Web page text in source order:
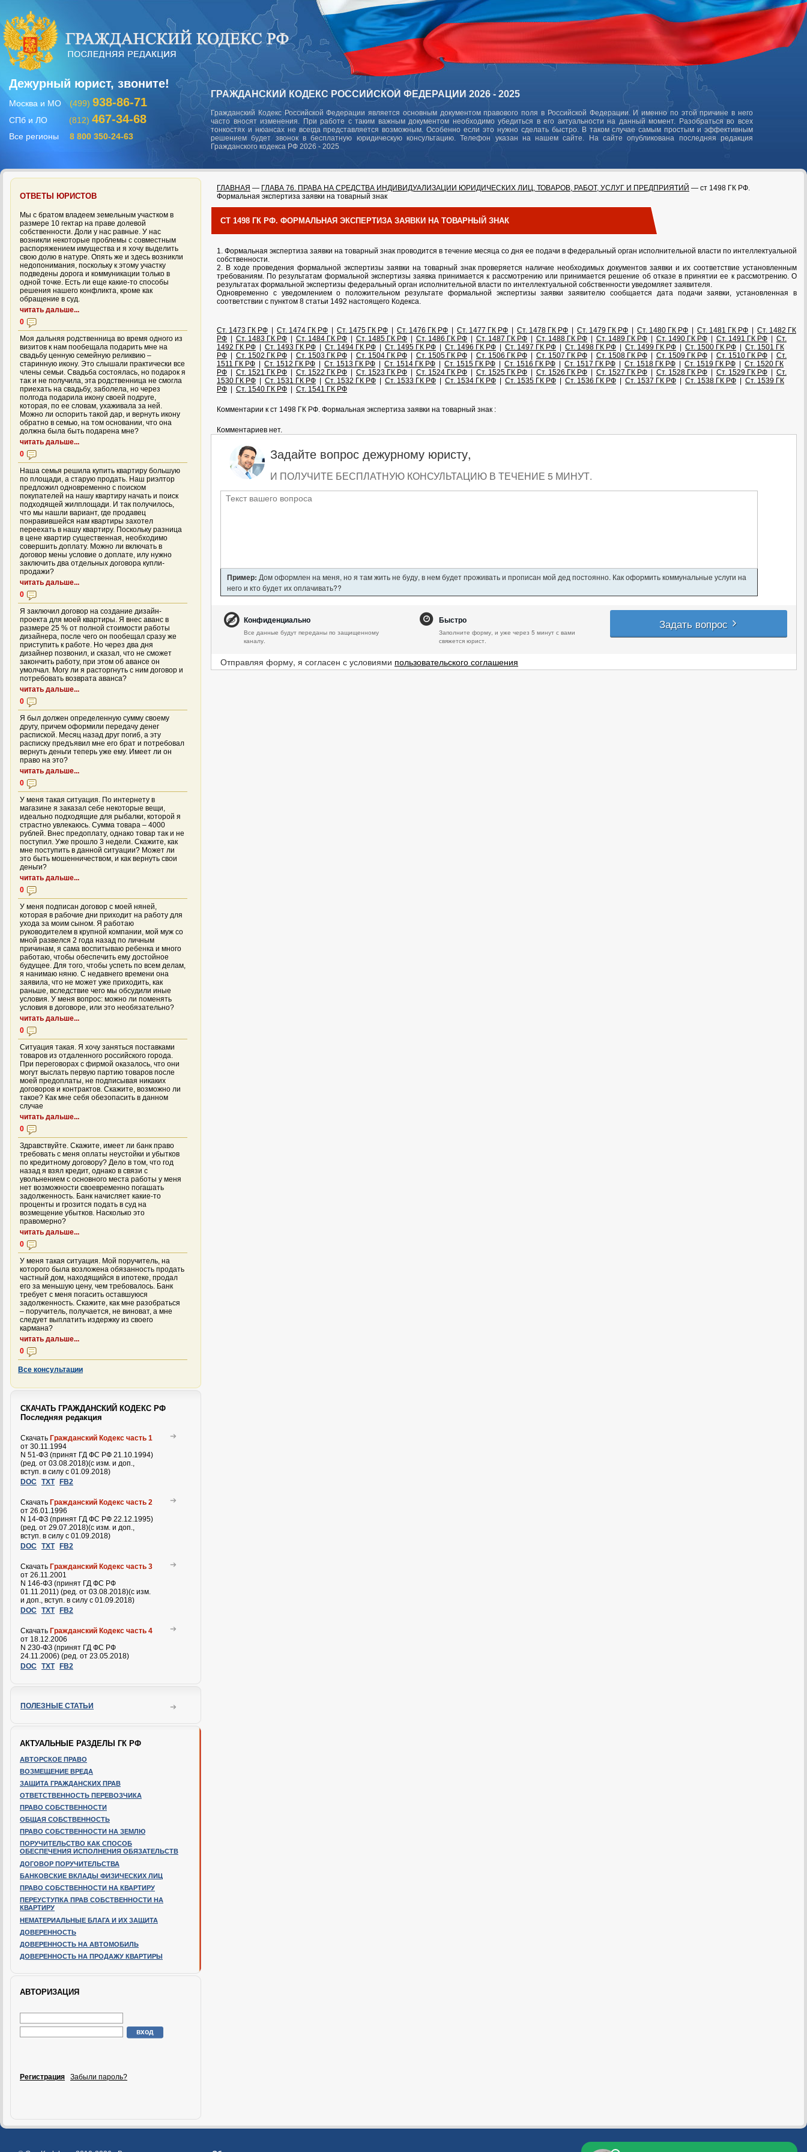
Дежурный юрист, звоните!
Москва и МО (499) 938-86-71
СПб и ЛО (812) 467-34-68
Все регионы 8 800 350-24-63
ГРАЖДАНСКИЙ КОДЕКС РОССИЙСКОЙ ФЕДЕРАЦИИ 2026 - 2025
Гражданский Кодекс Российской Федерации является основным документом правового поля в Российской Федерации. И именно по этой причине в него
часто вносят изменения. При работе с таким важным документом необходимо убедиться в его актуальности на данный момент. Разобраться во всех
тонкостях и нюансах не всегда представляется возможным. Особенно если это нужно сделать быстро. В таком случае самым простым и эффективным
решением будет звонок в бесплатную юридическую консультацию. Телефон указан на нашем сайте. На сайте опубликована последняя редакция
Гражданского кодекса РФ 2026 - 2025
ГЛАВНАЯ — ГЛАВА 76. ПРАВА НА СРЕДСТВА ИНДИВИДУАЛИЗАЦИИ ЮРИДИЧЕСКИХ ЛИЦ, ТОВАРОВ, РАБОТ, УСЛУГ И ПРЕДПРИЯТИЙ — ст 1498 ГК РФ.
Формальная экспертиза заявки на товарный знак
СТ 1498 ГК РФ. ФОРМАЛЬНАЯ ЭКСПЕРТИЗА ЗАЯВКИ НА ТОВАРНЫЙ ЗНАК
1. Формальная экспертиза заявки на товарный знак проводится в течение месяца со дня ее подачи в федеральный орган исполнительной власти по интеллектуальной
собственности.
2. В ходе проведения формальной экспертизы заявки на товарный знак проверяется наличие необходимых документов заявки и их соответствие установленным
требованиям. По результатам формальной экспертизы заявка принимается к рассмотрению или принимается решение об отказе в принятии ее к рассмотрению. О
результатах формальной экспертизы федеральный орган исполнительной власти по интеллектуальной собственности уведомляет заявителя.
Одновременно с уведомлением о положительном результате формальной экспертизы заявки заявителю сообщается дата подачи заявки, установленная в
соответствии с пунктом 8 статьи 1492 настоящего Кодекса.
Ст. 1473 ГК РФ Ст. 1474 ГК РФ Ст. 1475 ГК РФ Ст. 1476 ГК РФ Ст. 1477 ГК РФ Ст. 1478 ГК РФ Ст. 1479 ГК РФ Ст. 1480 ГК РФ Ст. 1481 ГК РФ
Ст. 1482 ГК
РФ
Ст. 1483 ГК РФ Ст. 1484 ГК РФ Ст. 1485 ГК РФ Ст. 1486 ГК РФ Ст. 1487 ГК РФ Ст. 1488 ГК РФ Ст. 1489 ГК РФ Ст. 1490 ГК РФ Ст. 1491 ГК РФ
Ст.
1492 ГК РФ
Ст. 1493 ГК РФ Ст. 1494 ГК РФ Ст. 1495 ГК РФ Ст. 1496 ГК РФ Ст. 1497 ГК РФ Ст. 1498 ГК РФ Ст. 1499 ГК РФ Ст. 1500 ГК РФ
Ст. 1501 ГК
РФ
Ст. 1502 ГК РФ Ст. 1503 ГК РФ Ст. 1504 ГК РФ Ст. 1505 ГК РФ Ст. 1506 ГК РФ Ст. 1507 ГК РФ Ст. 1508 ГК РФ Ст. 1509 ГК РФ Ст. 1510 ГК РФ
Ст.
1511 ГК РФ
Ст. 1512 ГК РФ Ст. 1513 ГК РФ Ст. 1514 ГК РФ Ст. 1515 ГК РФ Ст. 1516 ГК РФ Ст. 1517 ГК РФ Ст. 1518 ГК РФ Ст. 1519 ГК РФ
Ст. 1520 ГК
РФ
Ст. 1521 ГК РФ Ст. 1522 ГК РФ Ст. 1523 ГК РФ Ст. 1524 ГК РФ Ст. 1525 ГК РФ Ст. 1526 ГК РФ Ст. 1527 ГК РФ Ст. 1528 ГК РФ Ст. 1529 ГК РФ
Ст.
1530 ГК РФ
Ст. 1531 ГК РФ Ст. 1532 ГК РФ Ст. 1533 ГК РФ Ст. 1534 ГК РФ Ст. 1535 ГК РФ Ст. 1536 ГК РФ Ст. 1537 ГК РФ Ст. 1538 ГК РФ
Ст. 1539 ГК
РФ
Ст. 1540 ГК РФ Ст. 1541 ГК РФ
Комментарии к ст 1498 ГК РФ. Формальная экспертиза заявки на товарный знак :
Комментариев нет.
Задайте вопрос дежурному юристу,
И ПОЛУЧИТЕ БЕСПЛАТНУЮ КОНСУЛЬТАЦИЮ В ТЕЧЕНИЕ 5 МИНУТ.
Пример: Дом оформлен на меня, но я там жить не буду, в нем будет проживать и прописан мой дед постоянно. Как оформить коммунальные услуги на
него и кто будет их оплачивать??
Конфиденциально
Все данные будут переданы по защищенному
каналу.
Быстро
Заполните форму, и уже через 5 минут с вами
свяжется юрист.
Задать вопрос
Отправляя форму, я согласен с условиями пользовательского соглашения
ОТВЕТЫ ЮРИСТОВ
Мы с братом владеем земельным участком в
размере 10 гектар на праве долевой
собственности. Доли у нас равные. У нас
возникли некоторые проблемы с совместным
распоряжением имущества и я хочу выделить
свою долю в натуре. Опять же и здесь возникли
недопонимания, поскольку к этому участку
подведены дорога и коммуникации только в
одной точке. Есть ли еще какие-то способы
решения нашего конфликта, кроме как
обращение в суд.
читать дальше...
0
Моя дальняя родственница во время одного из
визитов к нам пообещала подарить мне на
свадьбу ценную семейную реликвию –
старинную икону. Это слышали практически все
члены семьи. Свадьба состоялась, но подарок я
так и не получила, эта родственница не смогла
приехать на свадьбу, заболела, но через
полгода подарила икону своей подруге,
которая, по ее словам, ухаживала за ней.
Можно ли оспорить такой дар, и вернуть икону
обратно в семью, на том основании, что она
должна была быть подарена мне?
читать дальше...
0
Наша семья решила купить квартиру большую
по площади, а старую продать. Наш риэлтор
предложил одновременно с поиском
покупателей на нашу квартиру начать и поиск
подходящей жилплощади. И так получилось,
что мы нашли вариант, где продавец
понравившейся нам квартиры захотел
переехать в нашу квартиру. Поскольку разница
в цене квартир существенная, необходимо
совершить доплату. Можно ли включать в
договор мены условие о доплате, илу нужно
заключить два отдельных договора купли-
продажи?
читать дальше...
0
Я заключил договор на создание дизайн-
проекта для моей квартиры. Я внес аванс в
размере 25 % от полной стоимости работы
дизайнера, после чего он пообещал сразу же
приступить к работе. Но через два дня
дизайнер позвонил, и сказал, что не сможет
закончить работу, при этом об авансе он
умолчал. Могу ли я расторгнуть с ним договор и
потребовать возврата аванса?
читать дальше...
0
Я был должен определенную сумму своему
другу, причем оформили передачу денег
распиской. Месяц назад друг погиб, а эту
расписку предъявил мне его брат и потребовал
вернуть деньги теперь уже ему. Имеет ли он
право на это?
читать дальше...
0
У меня такая ситуация. По интернету в
магазине я заказал себе некоторые вещи,
идеально подходящие для рыбалки, которой я
страстно увлекаюсь. Сумма товара – 4000
рублей. Внес предоплату, однако товар так и не
поступил. Уже прошло 3 недели. Скажите, как
мне поступить в данной ситуации? Может ли
это быть мошенничеством, и как вернуть свои
деньги?
читать дальше...
0
У меня подписан договор с моей няней,
которая в рабочие дни приходит на работу для
ухода за моим сыном. Я работаю
руководителем в крупной компании, мой муж со
мной развелся 2 года назад по личным
причинам, я сама воспитываю ребенка и много
работаю, чтобы обеспечить ему достойное
будущее. Для того, чтобы успеть по всем делам,
я нанимаю няню. С недавнего времени она
заявила, что не может уже приходить, как
раньше, вследствие чего мы обсудили иные
условия. У меня вопрос: можно ли поменять
условия в договоре, или это необязательно?
читать дальше...
0
Ситуация такая. Я хочу заняться поставками
товаров из отдаленного российского города.
При переговорах с фирмой оказалось, что они
могут выслать первую партию товаров после
моей предоплаты, не подписывая никаких
договоров и контрактов. Скажите, возможно ли
такое? Как мне себя обезопасить в данном
случае
читать дальше...
0
Здравствуйте. Скажите, имеет ли банк право
требовать с меня оплаты неустойки и убытков
по кредитному договору? Дело в том, что год
назад я взял кредит, однако в связи с
увольнением с основного места работы у меня
нет возможности своевременно погашать
задолженность. Банк начисляет какие-то
проценты и грозится подать в суд на
возмещение убытков. Насколько это
правомерно?
читать дальше...
0
У меня такая ситуация. Мой поручитель, на
которого была возложена обязанность продать
частный дом, находящийся в ипотеке, продал
его за меньшую цену, чем требовалось. Банк
требует с меня погасить оставшуюся
задолженность. Скажите, как мне разобраться
– поручитель, получается, не виноват, а мне
следует выплатить издержку из своего
кармана?
читать дальше...
0
Все консультации
СКАЧАТЬ ГРАЖДАНСКИЙ КОДЕКС РФ
Последняя редакция
Скачать Гражданский Кодекс часть 1
от 30.11.1994
N 51-ФЗ (принят ГД ФС РФ 21.10.1994)
(ред. от 03.08.2018)(с изм. и доп.,
вступ. в силу с 01.09.2018)
DOC TXT FB2
Скачать Гражданский Кодекс часть 2
от 26.01.1996
N 14-ФЗ (принят ГД ФС РФ 22.12.1995)
(ред. от 29.07.2018)(с изм. и доп.,
вступ. в силу с 01.09.2018)
DOC TXT FB2
Скачать Гражданский Кодекс часть 3
от 26.11.2001
N 146-ФЗ (принят ГД ФС РФ
01.11.2011) (ред. от 03.08.2018)(с изм.
и доп., вступ. в силу с 01.09.2018)
DOC TXT FB2
Скачать Гражданский Кодекс часть 4
от 18.12.2006
N 230-ФЗ (принят ГД ФС РФ
24.11.2006) (ред. от 23.05.2018)
DOC TXT FB2
ПОЛЕЗНЫЕ СТАТЬИ
АКТУАЛЬНЫЕ РАЗДЕЛЫ ГК РФ
АВТОРСКОЕ ПРАВО
ВОЗМЕЩЕНИЕ ВРЕДА
ЗАЩИТА ГРАЖДАНСКИХ ПРАВ
ОТВЕТСТВЕННОСТЬ ПЕРЕВОЗЧИКА
ПРАВО СОБСТВЕННОСТИ
ОБЩАЯ СОБСТВЕННОСТЬ
ПРАВО СОБСТВЕННОСТИ НА ЗЕМЛЮ
ПОРУЧИТЕЛЬСТВО КАК СПОСОБ
ОБЕСПЕЧЕНИЯ ИСПОЛНЕНИЯ ОБЯЗАТЕЛЬСТВ
ДОГОВОР ПОРУЧИТЕЛЬСТВА
БАНКОВСКИЕ ВКЛАДЫ ФИЗИЧЕСКИХ ЛИЦ
ПРАВО СОБСТВЕННОСТИ НА КВАРТИРУ
ПЕРЕУСТУПКА ПРАВ СОБСТВЕННОСТИ НА
КВАРТИРУ
НЕМАТЕРИАЛЬНЫЕ БЛАГА И ИХ ЗАЩИТА
ДОВЕРЕННОСТЬ
ДОВЕРЕННОСТЬ НА АВТОМОБИЛЬ
ДОВЕРЕННОСТЬ НА ПРОДАЖУ КВАРТИРЫ
АВТОРИЗАЦИЯ
Регистрация Забыли пароль?